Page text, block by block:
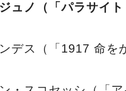
ュノ（「パラサイ
デス（「1917 命を